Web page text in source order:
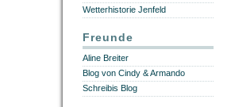
Wetterhistorie Jenfeld
Freunde
Aline Breiter
Blog von Cindy & Armando
Schreibis Blog